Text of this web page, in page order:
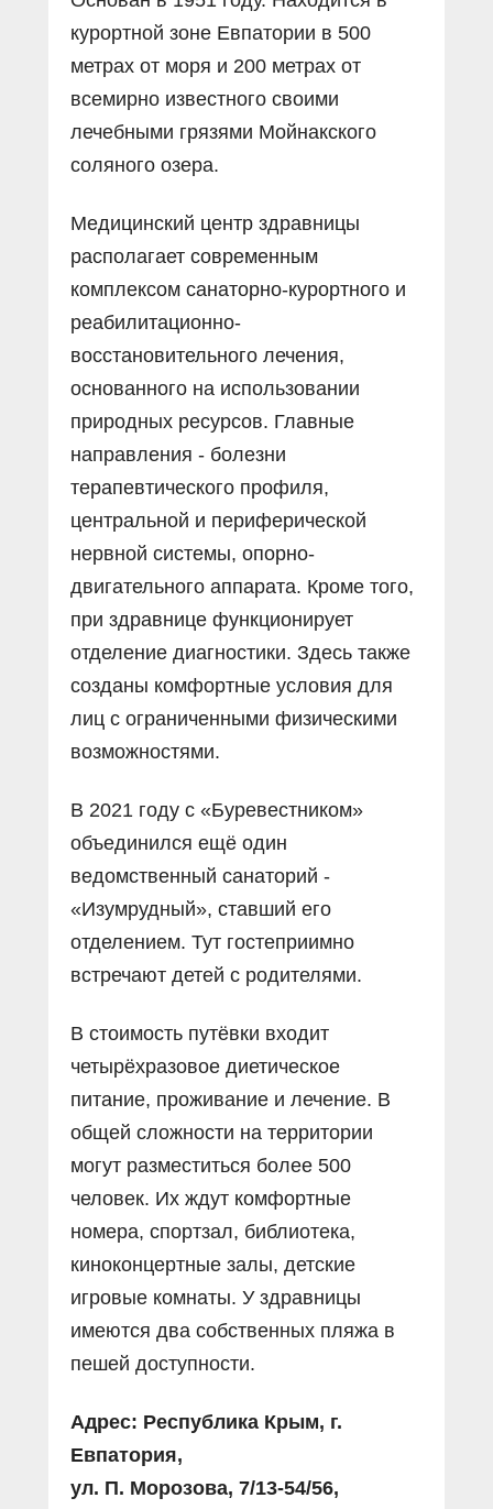
курортной зоне Евпатории в 500
метрах от моря и 200 метрах от
всемирно известного своими
лечебными грязями Мойнакского
соляного озера.
Медицинский центр здравницы
располагает современным
комплексом санаторно-курортного и
реабилитационно-
восстановительного лечения,
основанного на использовании
природных ресурсов. Главные
направления - болезни
терапевтического профиля,
центральной и периферической
нервной системы, опорно-
двигательного аппарата. Кроме того,
при здравнице функционирует
отделение диагностики. Здесь также
созданы комфортные условия для
лиц с ограниченными физическими
возможностями.
В 2021 году с «Буревестником»
объединился ещё один
ведомственный санаторий -
«Изумрудный», ставший его
отделением. Тут гостеприимно
встречают детей с родителями.
В стоимость путёвки входит
четырёхразовое диетическое
питание, проживание и лечение. В
общей сложности на территории
могут разместиться более 500
человек. Их ждут комфортные
номера, спортзал, библиотека,
киноконцертные залы, детские
игровые комнаты. У здравницы
имеются два собственных пляжа в
пешей доступности.
Адрес: Республика Крым, г.
Евпатория,
ул. П. Морозова, 7/13-54/56,